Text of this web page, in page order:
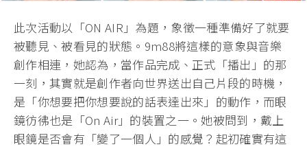
此次活動以「ON AIR」為題，象徵一種準備好了就要
被聽見、被看見的狀態。9m88將這樣的意象與音樂
創作相連，她認為，當作品完成、正式「播出」的那
一刻，其實就是創作者向世界送出自己片段的時機，
是「你想要把你想要說的話表達出來」的動作，而眼
鏡彷彿也是「On Air」的裝置之一。她被問到，戴上
眼鏡是否會有「變了一個人」的感覺？起初確實有這